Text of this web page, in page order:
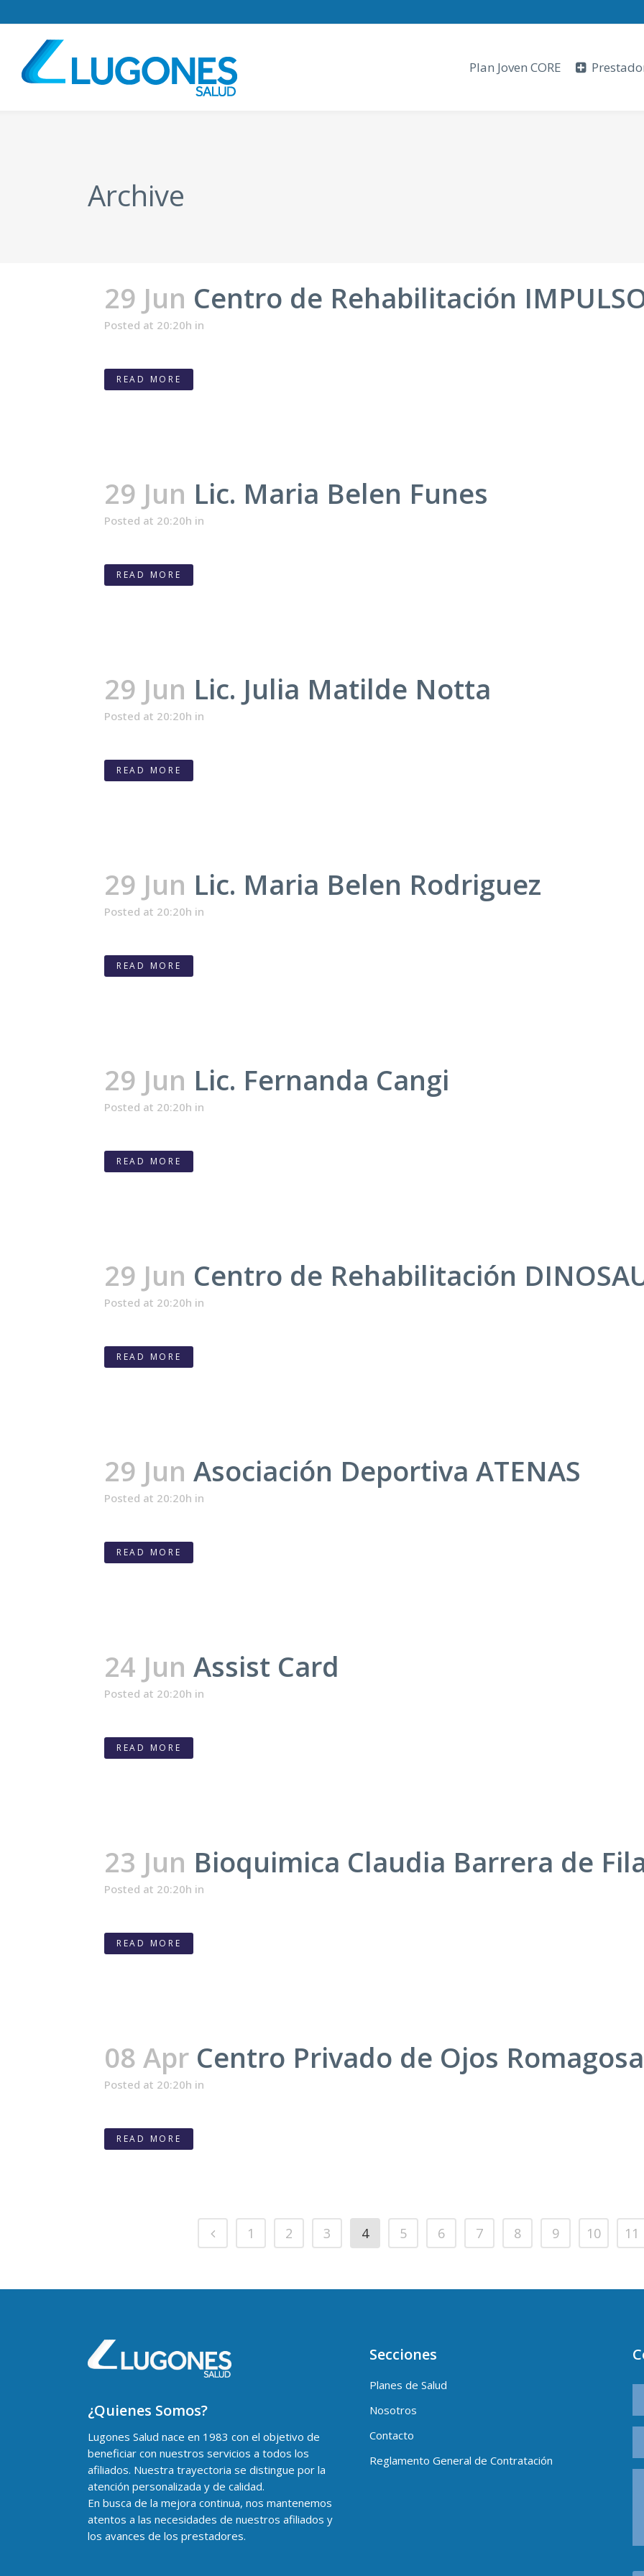
Plan Joven CORE
Archive
29 Jun Centro de Rehabilitación
Posted at 20:20h in
READ MORE
29 Jun Lic. Maria Belen Funes
Posted at 20:20h in
READ MORE
29 Jun Lic. Julia Matilde Notta
Posted at 20:20h in
READ MORE
29 Jun Lic. Maria Belen Rodriguez
Posted at 20:20h in
READ MORE
29 Jun Lic. Fernanda Cangi
Posted at 20:20h in
READ MORE
29 Jun Centro de Rehabilitación
Posted at 20:20h in
READ MORE
29 Jun Asociación Deportiva ATENAS
Posted at 20:20h in
READ MORE
24 Jun Assist Card
Posted at 20:20h in
READ MORE
23 Jun Bioquimica Claudia Barrera de
Posted at 20:20h in
READ MORE
08 Apr Centro Privado de Ojos
Posted at 20:20h in
READ MORE
1 2 3 4 5 6 7 8 9 10 11
¿Quienes Somos?
Lugones Salud nace en 1983 con el objetivo de
beneficiar con nuestros servicios a todos los
afiliados. Nuestra trayectoria se distingue por la
atención personalizada y de calidad.
En busca de la mejora continua, nos mantenemos
atentos a las necesidades de nuestros afiliados y
los avances de los prestadores.
Secciones
Planes de Salud
Nosotros
Contacto
Reglamento General de Contratación